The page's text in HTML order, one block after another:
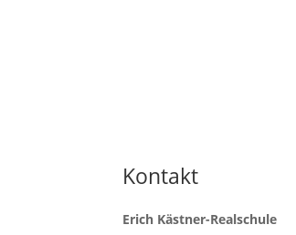
Kontakt
Erich Kästner-Realschule